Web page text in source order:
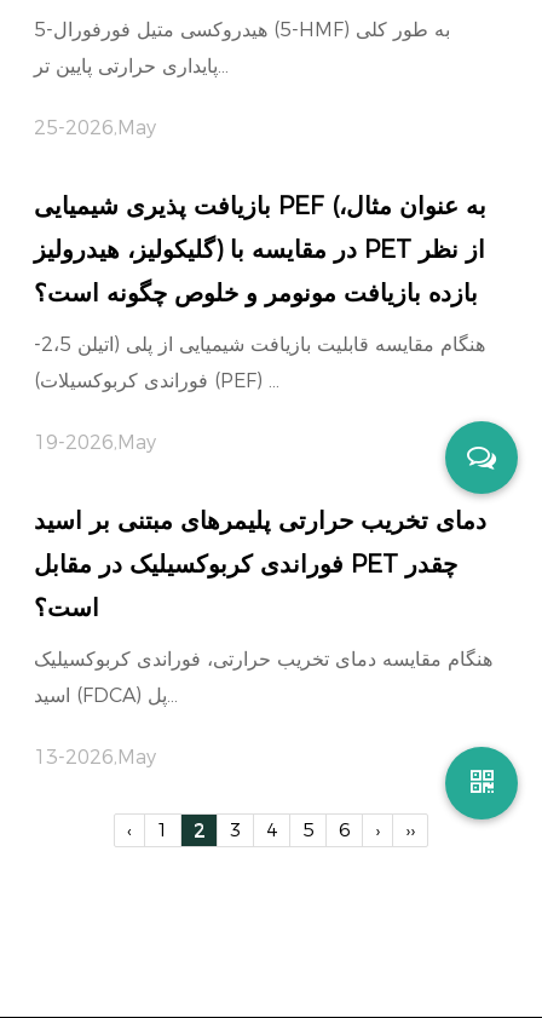
5-هیدروکسی متیل فورفورال (5-HMF) به طور کلی
پایداری حرارتی پایین تر...
25-2026,May
بازیافت پذیری شیمیایی PEF (به عنوان مثال،
گلیکولیز، هیدرولیز) در مقایسه با PET از نظر
بازده بازیافت مونومر و خلوص چگونه است؟
هنگام مقایسه قابلیت بازیافت شیمیایی از پلی (اتیلن 2،5-
فوراندی کربوکسیلات) (PEF) ...
19-2026,May
دمای تخریب حرارتی پلیمرهای مبتنی بر اسید
فوراندی کربوکسیلیک در مقابل PET چقدر
است؟
هنگام مقایسه دمای تخریب حرارتی، فوراندی کربوکسیلیک
اسید (FDCA) پل...
13-2026,May
‹ 1 2 3 4 5 6 › ››